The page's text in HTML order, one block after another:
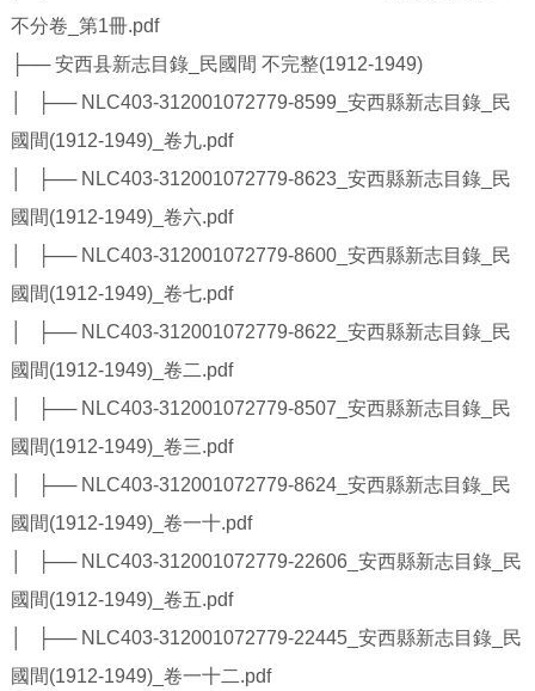
不分卷_第1冊.pdf
├── 安西县新志目錄_民國間 不完整(1912-1949)
│ ├── NLC403-312001072779-8599_安西縣新志目錄_民
國間(1912-1949)_卷九.pdf
│ ├── NLC403-312001072779-8623_安西縣新志目錄_民
國間(1912-1949)_卷六.pdf
│ ├── NLC403-312001072779-8600_安西縣新志目錄_民
國間(1912-1949)_卷七.pdf
│ ├── NLC403-312001072779-8622_安西縣新志目錄_民
國間(1912-1949)_卷二.pdf
│ ├── NLC403-312001072779-8507_安西縣新志目錄_民
國間(1912-1949)_卷三.pdf
│ ├── NLC403-312001072779-8624_安西縣新志目錄_民
國間(1912-1949)_卷一十.pdf
│ ├── NLC403-312001072779-22606_安西縣新志目錄_民
國間(1912-1949)_卷五.pdf
│ ├── NLC403-312001072779-22445_安西縣新志目錄_民
國間(1912-1949)_卷一十二.pdf